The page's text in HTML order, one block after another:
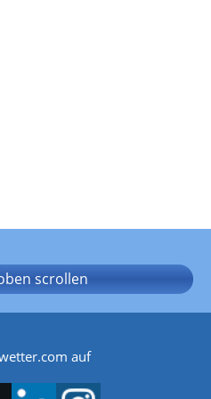
scrollen
auf